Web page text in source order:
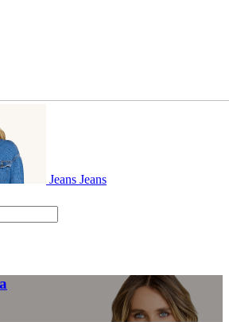
Jeans Jeans